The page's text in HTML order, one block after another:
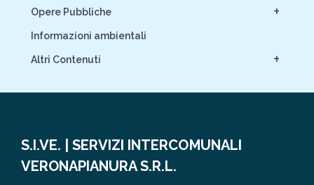
+
Opere Pubbliche
Informazioni ambientali
+
Altri Contenuti
S.I.VE. | SERVIZI INTERCOMUNALI
VERONAPIANURA S.R.L.